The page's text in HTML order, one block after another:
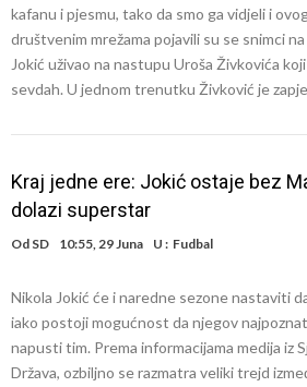
kafanu i pjesmu, tako da smo ga vidjeli i
društvenim mrežama pojavili su se snimci
Jokić uživao na nastupu Uroša Živkovića
sevdah. U jednom trenutku Živković je
Kraj jedne ere: Jokić ostaje bez
dolazi superstar
Od SD 10:55, 29 Juna U : Fudbal
Nikola Jokić će i naredne sezone nastaviti
iako postoji mogućnost da njegov
napusti tim. Prema informacijama medija iz
Država, ozbiljno se razmatra veliki trejd